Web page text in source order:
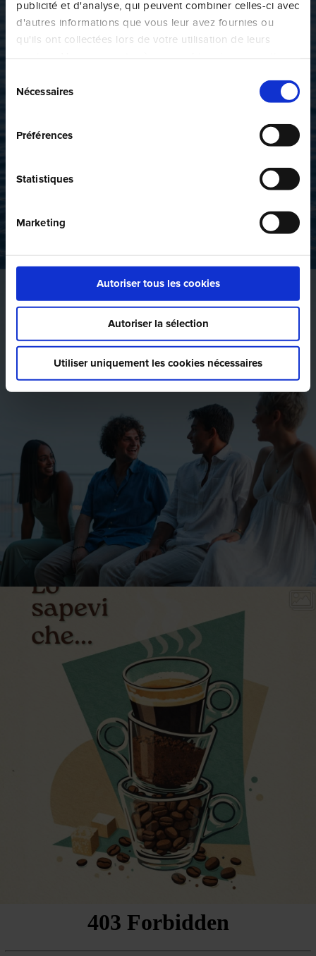
publicité et d'analyse, qui peuvent combiner celles-ci avec
d'autres informations que vous leur avez fournies ou
qu'ils ont collectées lors de votre utilisation de leurs
services. Vous consentez à nos cookies si vous continuez
duNécessaires
Préférences
Statistiques
Marketing
Autoriser tous les cookies
Autoriser la sélection
Utiliser uniquement les cookies nécessaires